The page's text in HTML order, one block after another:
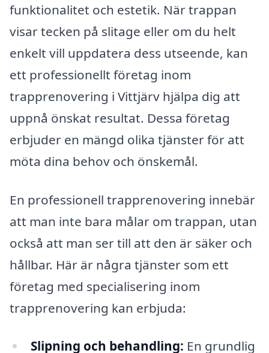
funktionalitet och estetik. När trappan
visar tecken på slitage eller om du helt
enkelt vill uppdatera dess utseende, kan
ett professionellt företag inom
trapprenovering i Vittjärv hjälpa dig att
uppnå önskat resultat. Dessa företag
erbjuder en mängd olika tjänster för att
möta dina behov och önskemål.
En professionell trapprenovering innebär
att man inte bara målar om trappan, utan
också att man ser till att den är säker och
hållbar. Här är några tjänster som ett
företag med specialisering inom
trapprenovering kan erbjuda:
Slipning och behandling: En grundlig